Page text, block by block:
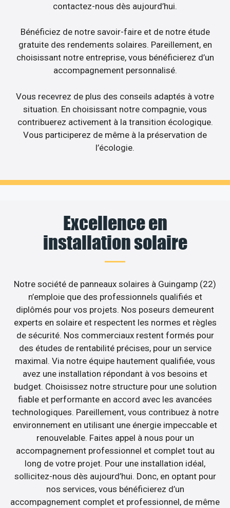
contactez-nous dès aujourd’hui.
Bénéficiez de notre savoir-faire et de notre étude
gratuite des rendements solaires. Pareillement, en
choisissant notre entreprise, vous bénéficierez d’un
accompagnement personnalisé.
Vous recevrez de plus des conseils adaptés à votre
situation. En choisissant notre compagnie, vous
contribuerez activement à la transition écologique.
Vous participerez de même à la préservation de
l’écologie.
Excellence en
installation solaire
Notre société de panneaux solaires à Guingamp (22)
n’emploie que des professionnels qualifiés et
diplômés pour vos projets. Nos poseurs demeurent
experts en solaire et respectent les normes et règles
de sécurité. Nos commerciaux restent formés pour
des études de rentabilité précises, pour un service
maximal. Via notre équipe hautement qualifiée, vous
avez une installation répondant à vos besoins et
budget. Choisissez notre structure pour une solution
fiable et performante en accord avec les avancées
technologiques. Pareillement, vous contribuez à notre
environnement en utilisant une énergie impeccable et
renouvelable. Faites appel à nous pour un
accompagnement professionnel et complet tout au
long de votre projet. Pour une installation idéal,
sollicitez-nous dès aujourd’hui. Donc, en optant pour
nos services, vous bénéficierez d’un
accompagnement complet et professionnel, de même